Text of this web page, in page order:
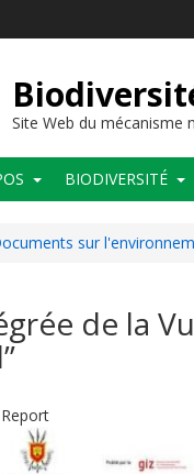
Site Web du mécanisme
BIODIVERSITÉ
sur
de la
Report